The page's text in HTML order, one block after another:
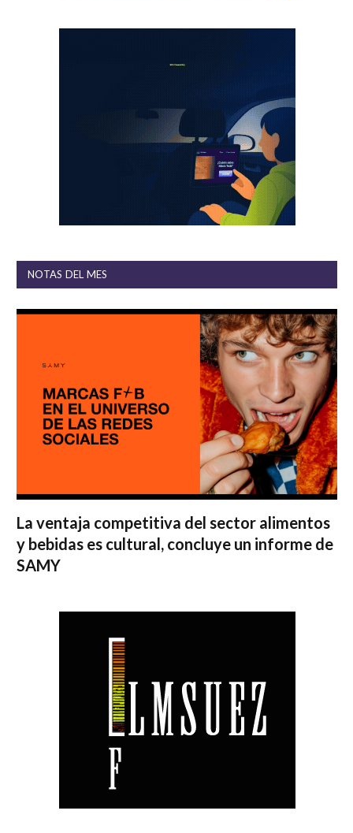
NOTAS DEL MES
La ventaja competitiva del sector alimentos
y bebidas es cultural, concluye un informe de
SAMY